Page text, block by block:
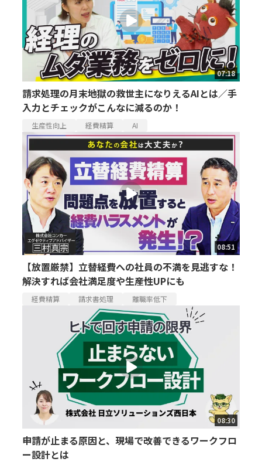
07:18
請求処理の月末地獄の救世主になりえるAIとは／手
入力とチェックがこんなに減るのか！
生産性向上 経費精算 AI
08:51
【放置厳禁】立替経費への社員の不満を見逃すな！
解決すれば会社満足度や生産性UPにも
経費精算 請求書処理 離職率低下
08:30
申請が止まる原因と、現場で改善できるワークフロ
ー設計とは